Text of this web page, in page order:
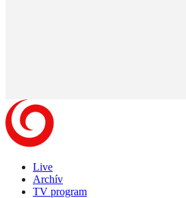
Live
Archív
TV program